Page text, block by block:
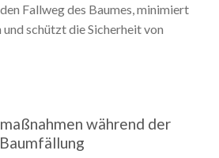
Fallweg des Baumes, minimiert
und schützt die Sicherheit von
während der
Baumfällung